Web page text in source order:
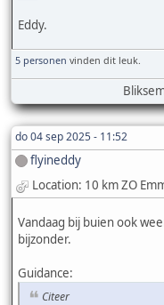
Eddy.
5 personen vinden dit leuk.
do 04 sep 2025 - 11:52
flyineddy
Location: 10 km ZO
Vandaag bij buien ook
bijzonder.
Guidance:
Citeer